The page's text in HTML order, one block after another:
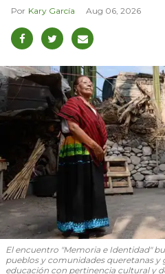
Kary García Aug 06, 2026
El encuentro "Memoria e Identidad"
pueblos y comunidades queretanas y
educación con pertinencia cultural y